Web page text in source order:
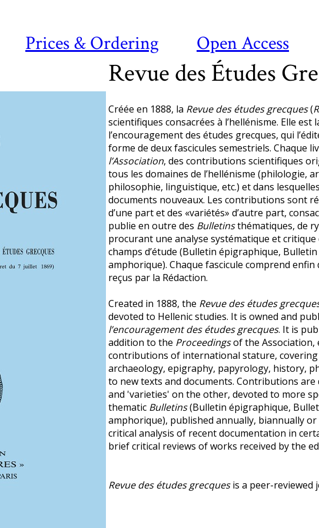
Prices & Ordering Open Access
Revue des Études
Créée en 1888, la Revue des études grecques(
scientifiques consacrées à l’hellénisme. Elle
l’encouragement des études grecques, qui
forme de deux fascicules semestriels. Chaque
l’Association, des contributions scientifiques
tous les domaines de l’hellénisme (philologie,
philosophie, linguistique, etc.) et dans
documents nouveaux. Les contributions sont
d’une part et des «variétés» d’autre part,
publie en outre des Bulletinsthématiques, de
procurant une analyse systématique et
champs d’étude (Bulletin épigraphique,
amphorique). Chaque fascicule comprend
reçus par la Rédaction.
Created in 1888, the Revue des études
devoted to Hellenic studies. It is owned and
l’encouragement des études grecques. It is
addition to the Proceedingsof the Association,
contributions of international stature,
archaeology, epigraphy, papyrology, history,
to new texts and documents. Contributions
and 'varieties' on the other, devoted to more
thematic Bulletins(Bulletin épigraphique,
amphorique), published annually, biannually
critical analysis of recent documentation in
brief critical reviews of works received by the
Revue des études grecquesis a peer-reviewed